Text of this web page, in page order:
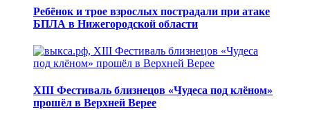
Ребёнок и трое взрослых пострадали при атаке
БПЛА в Нижегородской области
XIII Фестиваль близнецов «Чудеса под клёном»
прошёл в Верхней Верее